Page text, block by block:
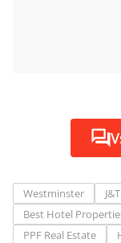
Westminster J&T
Best Hotel
PPF Real Estate